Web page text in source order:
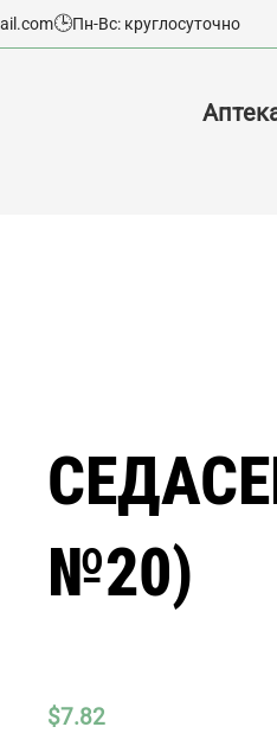
🕒Пн-Вс: круглосуточно
№20)
$7.82